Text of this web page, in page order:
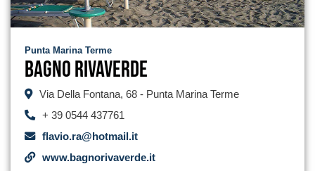
Punta Marina Terme
Bagno Rivaverde
Via Della Fontana, 68 - Punta Marina Terme
+ 39 0544 437761
flavio.ra@hotmail.it
www.bagnorivaverde.it